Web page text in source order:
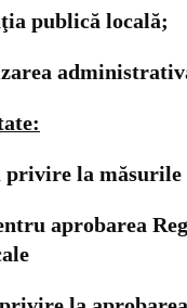
publică locală;
la măsurile
aprobarea